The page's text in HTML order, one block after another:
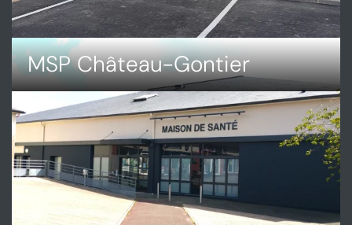
MSP Château-Gontier
DÉCOUVRIR
MSP
CHÂTEAU-
GONTIER